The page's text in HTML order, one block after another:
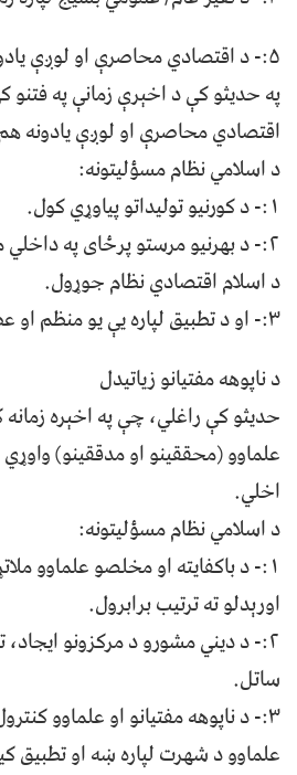
۵:- د اقتصادي محاصرې او لوږې یادونه
په حدیثو کې د اخېرې زمانې په
اقتصادي محاصرې او لوږې یادونه
د اسلامي نظام مسؤلیتونه:
۱:- د کورنیو تولیداتو پیاوړي کول.
۲:- د بهرنیو مرستو پرځای په داخلي منابعو اتکا.
د اسلام اقتصادي نظام جوړول.
۳:- او د تطبیق لپاره یې یو منظم او عصري میکانیرم جوړول.
د ناپوهه مفتیانو زیاتیدل
حدیثو کې راغلي، چې په اخېره
علماوو (محققینو او مدققینو) واوړي
اخلي.
د اسلامي نظام مسؤلیتونه:
۱:- د باکفایته او مخلصو علماوو
اورېدلو ته ترتیب برابرول.
۲:- د دیني مشورو د مرکزونو
ساتل.
۳:- د ناپوهه مفتیانو او علماوو
علماوو د شهرت لپاره ښه او تطبیق